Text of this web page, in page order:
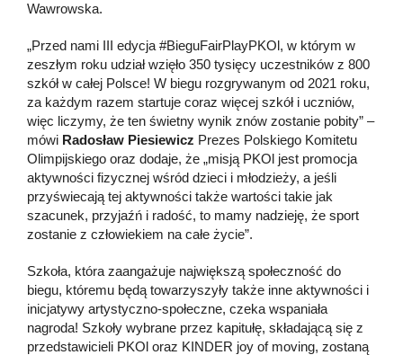
Wawrowska.
„Przed nami III edycja #BieguFairPlayPKOl, w którym w
zeszłym roku udział wzięło 350 tysięcy uczestników z 800
szkół w całej Polsce! W biegu rozgrywanym od 2021 roku,
za każdym razem startuje coraz więcej szkół i uczniów,
więc liczymy, że ten świetny wynik znów zostanie pobity” –
mówi Radosław Piesiewicz Prezes Polskiego Komitetu
Olimpijskiego oraz dodaje, że „misją PKOl jest promocja
aktywności fizycznej wśród dzieci i młodzieży, a jeśli
przyświecają tej aktywności także wartości takie jak
szacunek, przyjaźń i radość, to mamy nadzieję, że sport
zostanie z człowiekiem na całe życie”.
Szkoła, która zaangażuje największą społeczność do
biegu, któremu będą towarzyszyły także inne aktywności i
inicjatywy artystyczno-społeczne, czeka wspaniała
nagroda! Szkoły wybrane przez kapitułę, składającą się z
przedstawicieli PKOl oraz KINDER joy of moving, zostaną